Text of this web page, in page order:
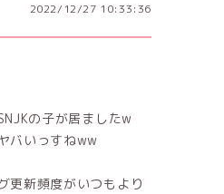
2022/12/27 10:33:36
の子が居ましたw
バいっすねww
更新頻度がいつもより